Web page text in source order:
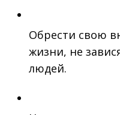
Обрести свою
жизни, не
людей.